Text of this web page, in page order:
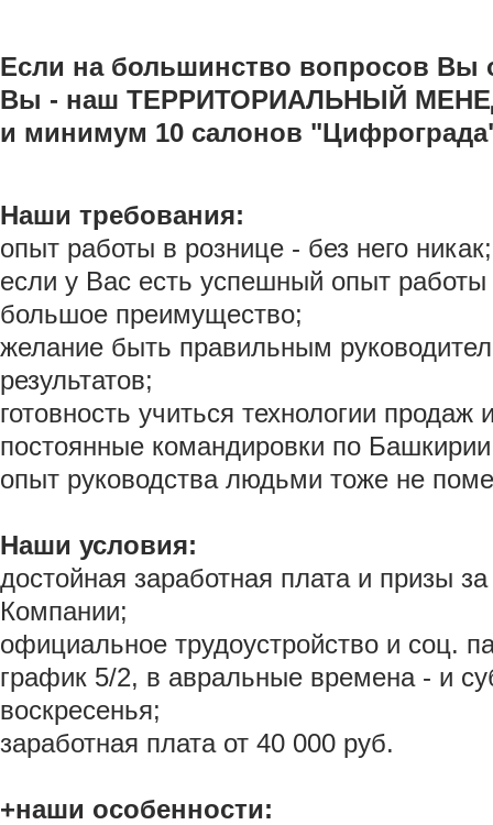
Если на большинство вопросов Вы
Вы - наш ТЕРРИТОРИАЛЬНЫЙ
и минимум 10 салонов
Наши требования:
опыт работы в рознице - без него никак;
если у Вас есть успешный опыт работы
большое преимущество;
желание быть правильным
результатов;
готовность учиться технологии продаж
постоянные командировки по
опыт руководства людьми тоже не
Наши условия:
достойная заработная плата и призы
Компании;
официальное трудоустройство и соц.
график 5/2, в авральные времена - и
воскресенья;
заработная плата от 40 000 руб.
+наши особенности: